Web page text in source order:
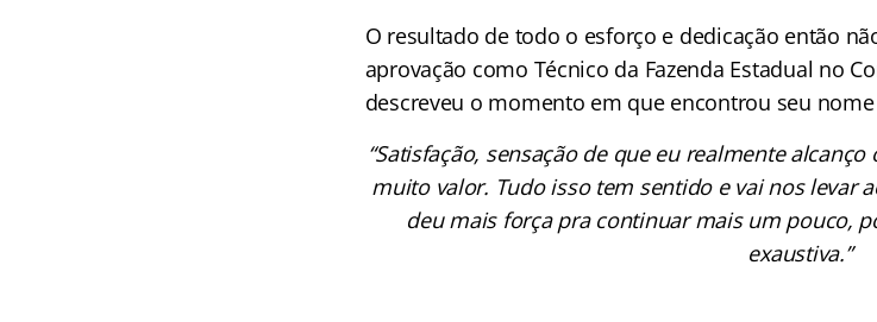
O resultado de todo o esforço e dedicação então
aprovação como Técnico da Fazenda Estadual no
descreveu o momento em que encontrou seu
“Satisfação, sensação de que eu realmente
muito valor. Tudo isso tem sentido e vai nos levar
deu mais força pra continuar mais um pouco,
exaustiva.”